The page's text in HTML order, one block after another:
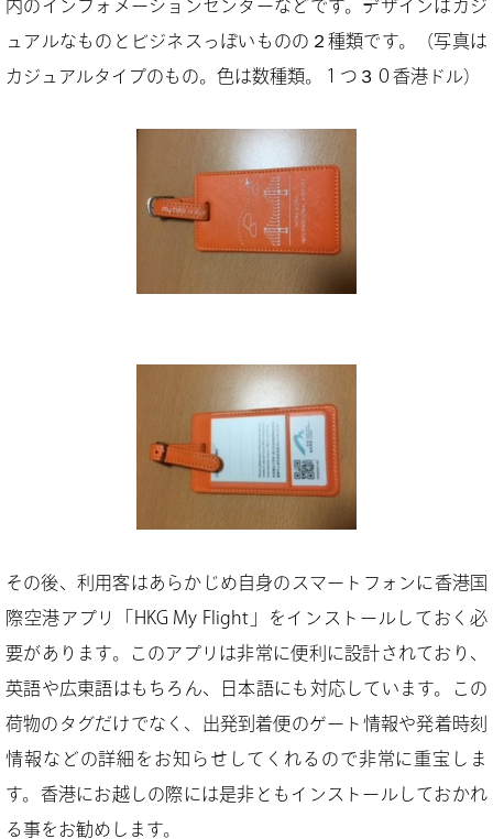
内のインフォメーションセンターなどです。デザインはカジ
ュアルなものとビジネスっぽいものの２種類です。（写真は
カジュアルタイプのもの。色は数種類。１つ３０香港ドル）
その後、利用客はあらかじめ自身のスマートフォンに香港国
際空港アプリ「HKG My Flight」をインストールしておく必
要があります。このアプリは非常に便利に設計されており、
英語や広東語はもちろん、日本語にも対応しています。この
荷物のタグだけでなく、出発到着便のゲート情報や発着時刻
情報などの詳細をお知らせしてくれるので非常に重宝しま
す。香港にお越しの際には是非ともインストールしておかれ
る事をお勧めします。